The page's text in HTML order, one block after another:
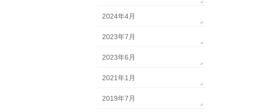
2024年4月
2023年7月
2023年6月
2021年1月
2019年7月